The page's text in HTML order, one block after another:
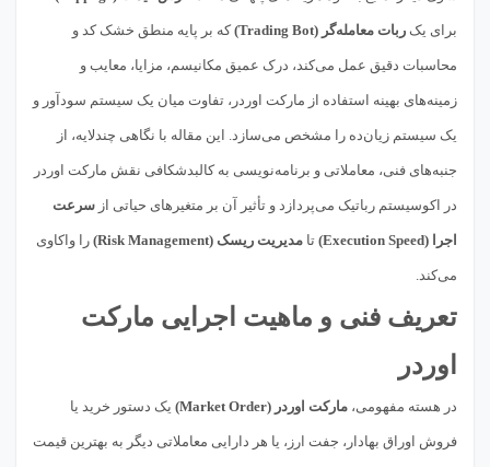
برای یک ربات معامله‌گر (Trading Bot) که بر پایه منطق خشک کد و
محاسبات دقیق عمل می‌کند، درک عمیق مکانیسم، مزایا، معایب و
زمینه‌های بهینه استفاده از مارکت اوردر، تفاوت میان یک سیستم سودآور و
یک سیستم زیان‌ده را مشخص می‌سازد. این مقاله با نگاهی چندلایه، از
جنبه‌های فنی، معاملاتی و برنامه‌نویسی به کالبدشکافی نقش مارکت اوردر
در اکوسیستم رباتیک می‌پردازد و تأثیر آن بر متغیرهای حیاتی از سرعت
اجرا (Execution Speed) تا مدیریت ریسک (Risk Management) را واکاوی
می‌کند.
تعریف فنی و ماهیت اجرایی مارکت
اوردر
در هسته مفهومی، مارکت اوردر (Market Order) یک دستور خرید یا
فروش اوراق بهادار، جفت ارز، یا هر دارایی معاملاتی دیگر به بهترین قیمت